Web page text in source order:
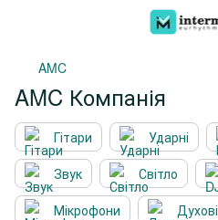
AMC
AMC Компанія
Гітари Ударні
Звук
Світло
Мікрофони
Духові